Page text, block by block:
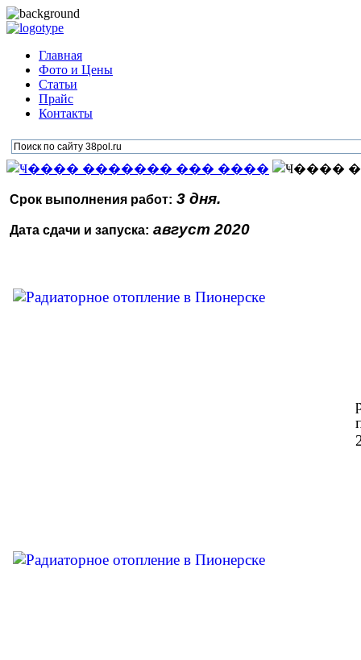
Главная
Фото и Цены
Статьи
Прайс
Контакты
Срок выполнения работ: 3 дня.
Дата сдачи и запуска: август 2020